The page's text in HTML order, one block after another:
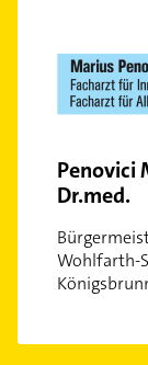
Penovici
Dr.med.
Wohlfarth-